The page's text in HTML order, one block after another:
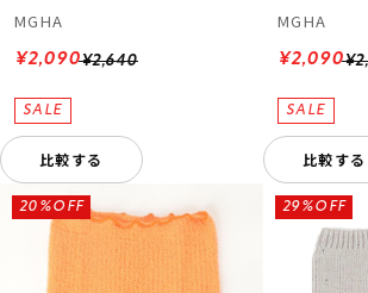
ポイント・クーポンもこのアプリ
MGHA
¥2,640
¥2,090
比較する
MGHA
¥2,090
比較する
20%OFF 29%OFF